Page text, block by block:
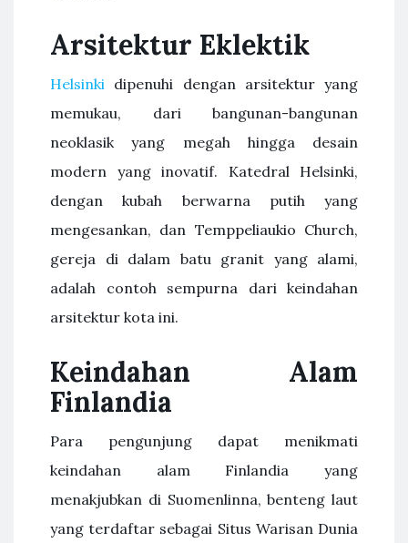
Arsitektur Eklektik
Helsinki dipenuhi dengan arsitektur yang
memukau, dari bangunan-bangunan
neoklasik yang megah hingga desain
modern yang inovatif. Katedral Helsinki,
dengan kubah berwarna putih yang
mengesankan, dan Temppeliaukio Church,
gereja di dalam batu granit yang alami,
adalah contoh sempurna dari keindahan
arsitektur kota ini.
Keindahan Alam
Finlandia
Para pengunjung dapat menikmati
keindahan alam Finlandia yang
menakjubkan di Suomenlinna, benteng laut
yang terdaftar sebagai Situs Warisan Dunia